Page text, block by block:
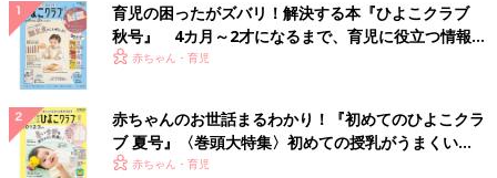
育児の困ったがズバリ！解決する本『ひよこクラブ
秋号』 4カ月～2才になるまで、育児に役立つ情報が
いっぱい！
赤ちゃん・育児
赤ちゃんのお世話まるわかり！『初めてのひよこクラ
ブ 夏号』〈巻頭大特集〉初めての授乳がうまくい
く！ おっぱい・ミルクの基本と夏のトラブル 解決テ
赤ちゃん・育児